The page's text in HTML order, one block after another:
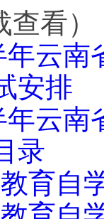
查看）
云南
安排
云南
录
育自